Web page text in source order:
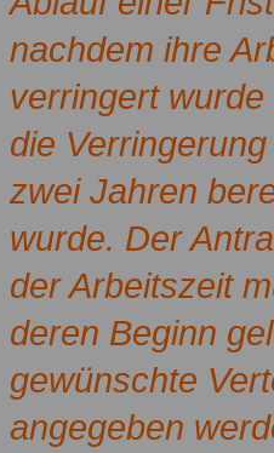
nachdem ihre
verringert
die
zwei Jahren
wurde. Der
der Arbeitszeit
deren Beginn
gewünschte
angegeben